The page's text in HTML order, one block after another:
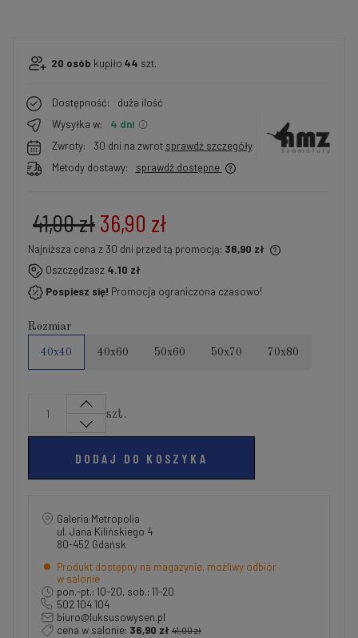
20 osób kupiło 44 szt.
Dostępność:
duża ilość
Wysyłka w:
4 dni
Zwroty:
30 dni na zwrot sprawdź szczegóły
Metody dostawy:
sprawdź dostępne
36,90 zł
41,00 zł
Najniższa cena z 30 dni przed tą promocją: 36,90 zł
Jeżeli produkt jest sprzedawany krócej niż 30 dni,
wyświetlana jest najniższa cena od momentu, kiedy
produkt pojawił się w sprzedaży.
Oszczędzasz 4.10 zł
Pospiesz się! Promocja ograniczona czasowo!
Rozmiar
40x40 40x60 50x60 50x70 70x80
szt.
DODAJ DO KOSZYKA
Galeria Metropolia
ul. Jana Kilińskiego 4
80-452 Gdańsk
Produkt dostępny na magazynie, możliwy odbiór
w salonie
pon.-pt.: 10-20, sob.: 11-20
502 104 104
biuro@luksusowysen.pl
cena w salonie: 36,90 zł 41,00 zł